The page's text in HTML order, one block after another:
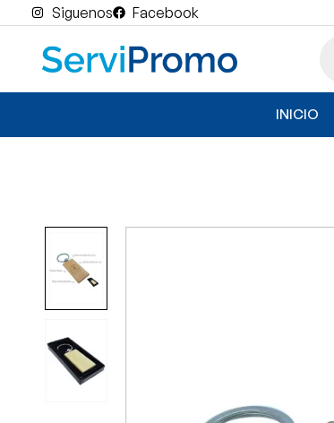
Siguenos Facebook
INICIO